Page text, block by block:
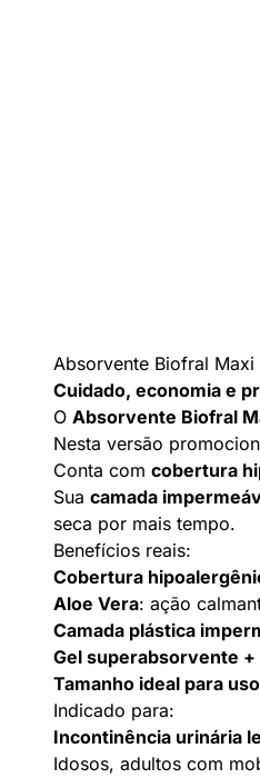
Absorvente Biofral Maxi
Cuidado, economia e
O Absorvente Biofral
Nesta versão
Conta com cobertura
Sua camada
seca por mais tempo.
Benefícios reais:
Cobertura
Aloe Vera: ação
Camada plástica
Gel superabsorvente +
Tamanho ideal para
Indicado para:
Incontinência urinária
Idosos, adultos com